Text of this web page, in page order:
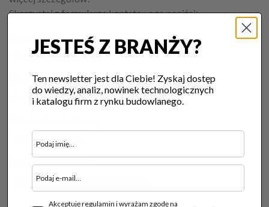
Skorzystaj z formularza kontatowego poniżej:
Twój E-mail
Treść wiadomości
JESTEŚ Z BRANŻY?
Ten newsletter jest dla Ciebie! Zyskaj dostęp
do wiedzy, analiz, nowinek technologicznych
i katalogu firm z rynku budowlanego.
Akceptuję regulamin i wyrażam zgodę na